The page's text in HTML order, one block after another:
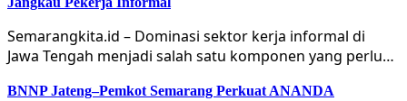
Semarangkita.id – Dominasi sektor kerja informal di
Jawa Tengah menjadi salah satu komponen yang perlu…
BNNP Jateng–Pemkot Semarang Perkuat ANANDA